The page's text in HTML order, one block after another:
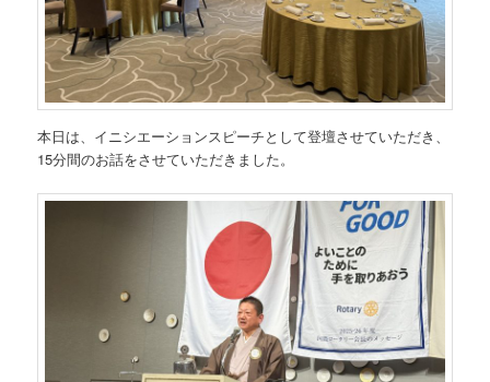
本日は、イニシエーションスピーチとして登壇させていただき、
15分間のお話をさせていただきました。